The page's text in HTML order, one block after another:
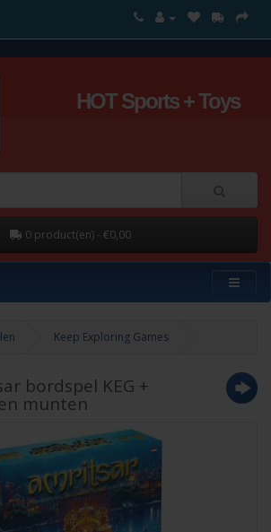
HOT Sports + Toys
0 product(en) - €0,00
Keep Exploring Games
bordspel KEG +
munten